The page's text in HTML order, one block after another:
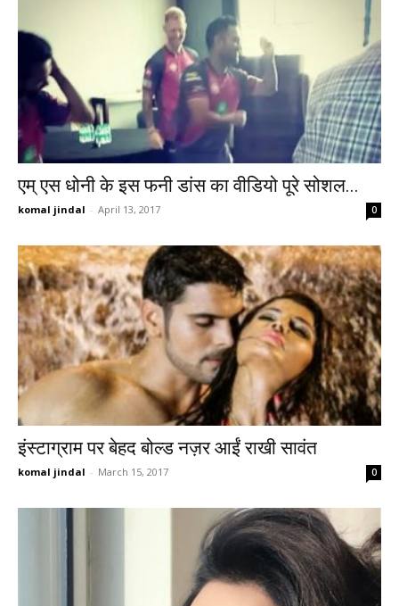
एम् एस धोनी के इस फनी डांस का वीडियो पूरे सोशल...
komal jindal - April 13, 2017 0
इंस्टाग्राम पर बेहद बोल्ड नज़र आईं राखी सावंत
komal jindal - March 15, 2017 0